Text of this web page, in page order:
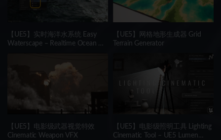
【UE5】实时海洋水系统 Easy
Waterscape – Realtime Ocean &
【UE5】网格地形生成器 Grid
Terrain Generator
【UE5】电影级武器视觉特效
Cinematic Weapon VFX
【UE5】电影级照明工具 Lighting
Cinematic Tool – UE5 Lumen